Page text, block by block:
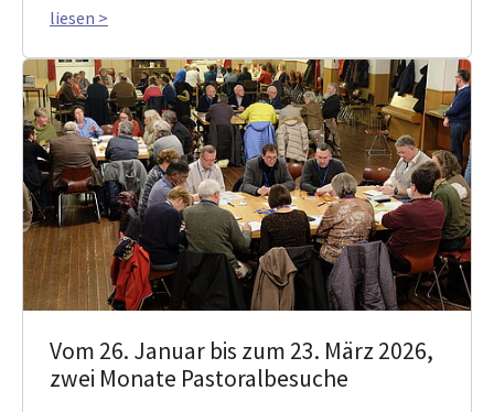
liesen >
Vom 26. Januar bis zum 23. März 2026,
zwei Monate Pastoralbesuche